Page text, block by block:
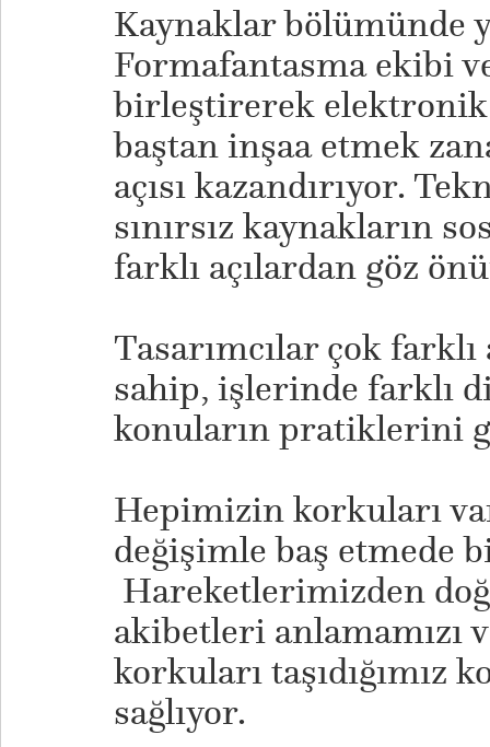
Kaynaklar bölümünde
Formafantasma ekibi
birleştirerek elektronik
baştan inşaa etmek
açısı kazandırıyor.
sınırsız kaynakların
farklı açılardan göz
Tasarımcılar çok
sahip, işlerinde farklı
konuların pratiklerini
Hepimizin korkuları
değişimle baş etmede
Hareketlerimizden
akibetleri anlamamızı
korkuları taşıdığımız
sağlıyor.